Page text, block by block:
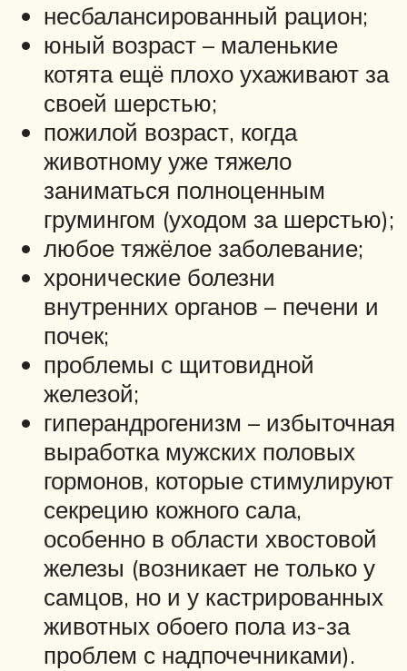
несбалансированный рацион;
юный возраст – маленькие
котята ещё плохо ухаживают за
своей шерстью;
пожилой возраст, когда
животному уже тяжело
заниматься полноценным
грумингом (уходом за шерстью);
любое тяжёлое заболевание;
хронические болезни
внутренних органов – печени и
почек;
проблемы с щитовидной
железой;
гиперандрогенизм – избыточная
выработка мужских половых
гормонов, которые стимулируют
секрецию кожного сала,
особенно в области хвостовой
железы (возникает не только у
самцов, но и у кастрированных
животных обоего пола из-за
проблем с надпочечниками).